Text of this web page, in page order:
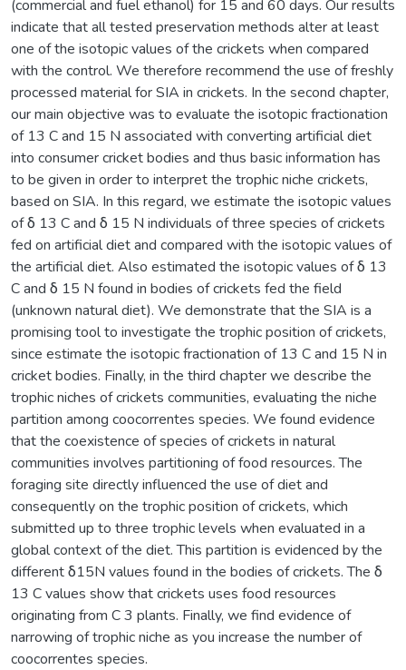
(commercial and fuel ethanol) for 15 and 60 days. Our results
indicate that all tested preservation methods alter at least
one of the isotopic values of the crickets when compared
with the control. We therefore recommend the use of freshly
processed material for SIA in crickets. In the second chapter,
our main objective was to evaluate the isotopic fractionation
of 13 C and 15 N associated with converting artificial diet
into consumer cricket bodies and thus basic information has
to be given in order to interpret the trophic niche crickets,
based on SIA. In this regard, we estimate the isotopic values
of δ 13 C and δ 15 N individuals of three species of crickets
fed on artificial diet and compared with the isotopic values of
the artificial diet. Also estimated the isotopic values of δ 13
C and δ 15 N found in bodies of crickets fed the field
(unknown natural diet). We demonstrate that the SIA is a
promising tool to investigate the trophic position of crickets,
since estimate the isotopic fractionation of 13 C and 15 N in
cricket bodies. Finally, in the third chapter we describe the
trophic niches of crickets communities, evaluating the niche
partition among coocorrentes species. We found evidence
that the coexistence of species of crickets in natural
communities involves partitioning of food resources. The
foraging site directly influenced the use of diet and
consequently on the trophic position of crickets, which
submitted up to three trophic levels when evaluated in a
global context of the diet. This partition is evidenced by the
different δ15N values found in the bodies of crickets. The δ
13 C values show that crickets uses food resources
originating from C 3 plants. Finally, we find evidence of
narrowing of trophic niche as you increase the number of
coocorrentes species.